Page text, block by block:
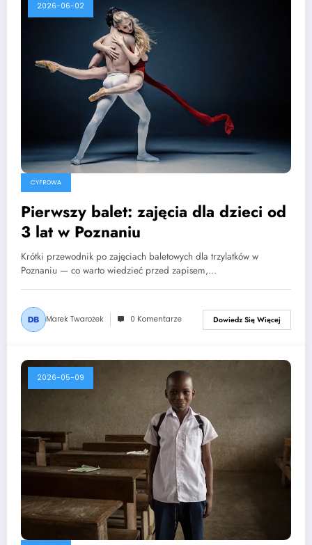
2026-06-02
CYFROWA
Pierwszy balet: zajęcia dla dzieci od
3 lat w Poznaniu
Krótki przewodnik po zajęciach baletowych dla trzylatków w
Poznaniu — co warto wiedzieć przed zapisem,…
Marek Twarożek 0 Komentarze Dowiedz Się Więcej
2026-05-09